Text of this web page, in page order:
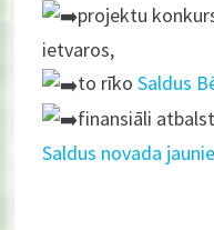
projektu
ietvaros,
to rīkoSaldus
finansiāli
Saldus novada